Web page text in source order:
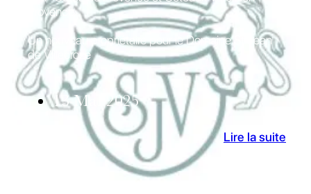
Provence
Un nouveau propriétaire pour le Domaine St Jean
de Villecroze
13 Mai 2025
Lire la suite